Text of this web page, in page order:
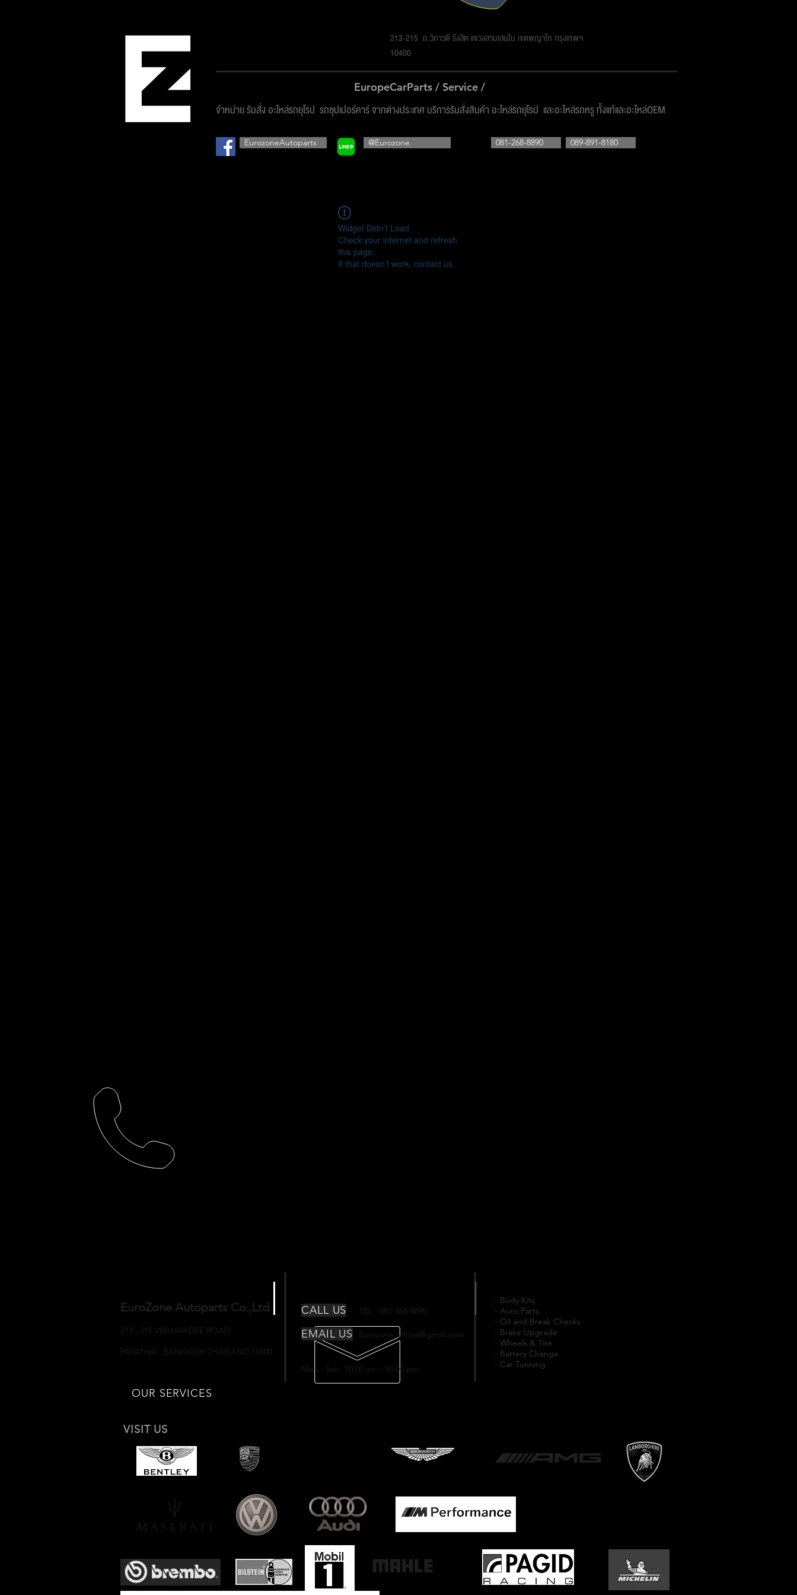
EuropeCarParts / Service /
213-215 ถ.วิภาวดี รังสิต แขวงสามเสนใน เขตพญาไท กรุงเทพฯ
10400
จำหน่าย รับสั่ง อะไหล่รถยุโรป รถซุปเปอร์คาร์ จากต่างประเทศ บริการรับสั่งสินค้า อะไหล่รถยุโรป และอะไหล่รถหรู ทั้งแท้และอะไหล่OEM
EurozoneAutoparts @Eurozone 081-268-8890 089-891-8180
Widget Didn’t Load
Check your internet and refresh
this page.
If that doesn’t work, contact us.
EuroZone Autoparts Co.,Ltd
213 , 215 VIBHAVADEE ROAD
PAYATHAI BANGKOK THAILAND 10400
OUR SERVICES
TEL : 081-268-8890
EMAIL US Eurozone.official@gmail.com
Mon - Sat : 10.00 am - 10.00 pm
- Body Kits
- Auto Parts
- Oil and Break Checks
- Brake Upgrade
- Wheels & Tire
- Battery Change
- Car Tunning
CALL US
VISIT US